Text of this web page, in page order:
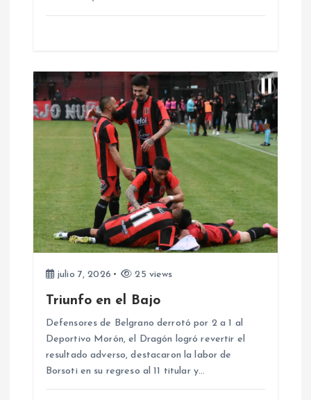
d
a
s
julio 7, 2026 25 views
Triunfo en el Bajo
Defensores de Belgrano derrotó por 2 a 1 al
Deportivo Morón, el Dragón logró revertir el
resultado adverso, destacaron la labor de
Borsoti en su regreso al 11 titular y…